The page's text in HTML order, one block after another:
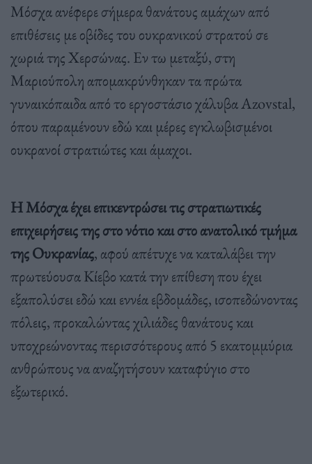
Μόσχα ανέφερε σήμερα θανάτους αμάχων από
επιθέσεις με οβίδες του ουκρανικού στρατού σε
χωριά της Χερσώνας. Εν τω μεταξύ, στη
Μαριούπολη απομακρύνθηκαν τα πρώτα
γυναικόπαιδα από το εργοστάσιο χάλυβα Azovstal,
όπου παραμένουν εδώ και μέρες εγκλωβισμένοι
ουκρανοί στρατιώτες και άμαχοι.
Η Μόσχα έχει επικεντρώσει τις στρατιωτικές
επιχειρήσεις της στο νότιο και στο ανατολικό τμήμα
της Ουκρανίας, αφού απέτυχε να καταλάβει την
πρωτεύουσα Κίεβο κατά την επίθεση που έχει
εξαπολύσει εδώ και εννέα εβδομάδες, ισοπεδώνοντας
πόλεις, προκαλώντας χιλιάδες θανάτους και
υποχρεώνοντας περισσότερους από 5 εκατομμύρια
ανθρώπους να αναζητήσουν καταφύγιο στο
εξωτερικό.